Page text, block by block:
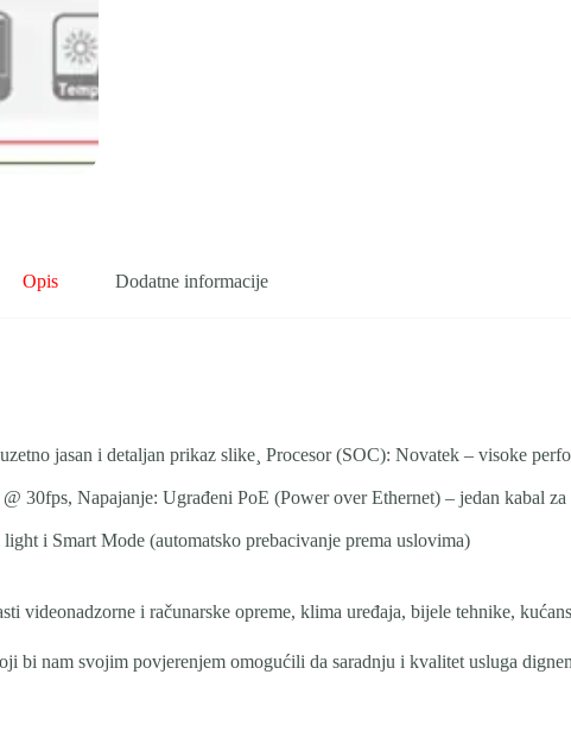
Opis Dodatne informacije
jasan i detaljan prikaz slike¸ Procesor (SOC): Novatek – visoke
30fps, Napajanje: Ugrađeni PoE (Power over Ethernet) – jedan kabal
i Smart Mode (automatsko prebacivanje prema uslovima)
i računarske opreme, klima uređaja, bijele tehnike,
bi nam svojim povjerenjem omogućili da saradnju i kvalitet usluga